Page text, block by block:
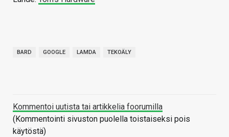
BARD GOOGLE LAMDA TEKOÄLY
Kommentoi uutista tai artikkelia foorumilla
(Kommentointi sivuston puolella toistaiseksi pois
käytöstä)